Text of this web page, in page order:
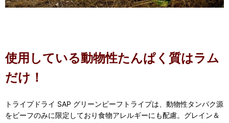
使用している動物性たんぱく質はラム
だけ！
トライプドライ SAP グリーンビーフトライプは、動物性タンパク源
をビーフのみに限定しており食物アレルギーにも配慮。グレイン＆